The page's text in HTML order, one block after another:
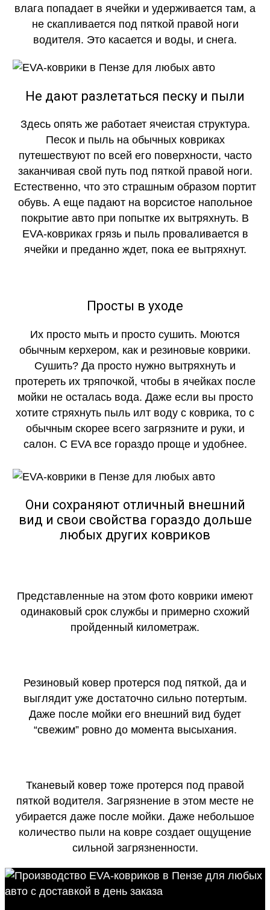
влага попадает в ячейки и удерживается там, а
не скапливается под пяткой правой ноги
водителя. Это касается и воды, и снега.
Не дают разлетаться песку и пыли
Здесь опять же работает ячеистая структура.
Песок и пыль на обычных ковриках
путешествуют по всей его поверхности, часто
заканчивая свой путь под пяткой правой ноги.
Естественно, что это страшным образом портит
обувь. А еще падают на ворсистое напольное
покрытие авто при попытке их вытряхнуть. В
EVA-ковриках грязь и пыль проваливается в
ячейки и преданно ждет, пока ее вытряхнут.
Просты в уходе
Их просто мыть и просто сушить. Моются
обычным керхером, как и резиновые коврики.
Сушить? Да просто нужно вытряхнуть и
протереть их тряпочкой, чтобы в ячейках после
мойки не осталась вода. Даже если вы просто
хотите стряхнуть пыль илт воду с коврика, то с
обычным скорее всего загрязните и руки, и
салон. С EVA все гораздо проще и удобнее.
Они сохраняют отличный внешний
вид и свои свойства гораздо дольше
любых других ковриков
Представленные на этом фото коврики имеют
одинаковый срок службы и примерно схожий
пройденный километраж.
Резиновый ковер протерся под пяткой, да и
выглядит уже достаточно сильно потертым.
Даже после мойки его внешний вид будет
“свежим” ровно до момента высыхания.
Тканевый ковер тоже протерся под правой
пяткой водителя. Загрязнение в этом месте не
убирается даже после мойки. Даже небольшое
количество пыли на ковре создает ощущение
сильной загрязненности.